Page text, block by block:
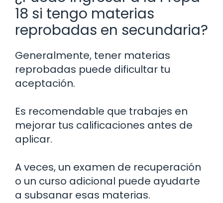
18 si tengo materias
reprobadas en secundaria?
Generalmente, tener materias
reprobadas puede dificultar tu
aceptación.
Es recomendable que trabajes en
mejorar tus calificaciones antes de
aplicar.
A veces, un examen de recuperación
o un curso adicional puede ayudarte
a subsanar esas materias.